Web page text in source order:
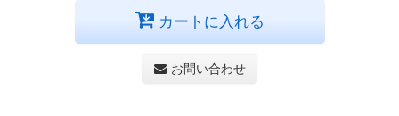
カートに入れる
お問い合わせ